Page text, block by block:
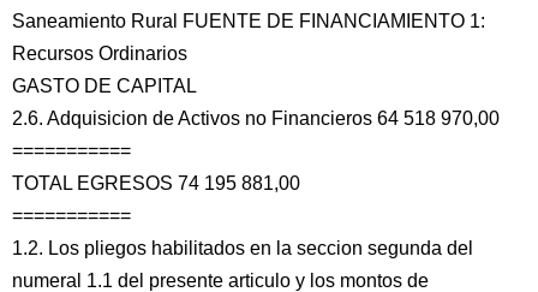
Saneamiento Rural FUENTE DE FINANCIAMIENTO 1:
Recursos Ordinarios
GASTO DE CAPITAL
2.6. Adquisicion de Activos no Financieros 64 518 970,00
===========
TOTAL EGRESOS 74 195 881,00
===========
1.2. Los pliegos habilitados en la seccion segunda del
numeral 1.1 del presente articulo y los montos de